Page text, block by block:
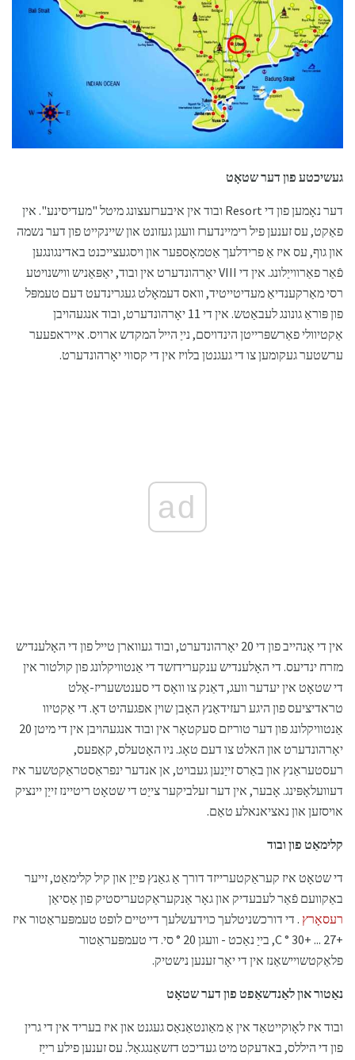
געשיכטע פון ​​דער שטאָט
דער נאָמען פון די Resort ובוד אין איבערזעצונג מיטל "מעדיסינע". אין
פאַקט, עס זענען פיל רימיינדערז וועגן געזונט און שיינקייט פון דער נשמה
און גוף, עס איז אַ פרידלעך אַטמאָספער און ויסגעצייכנט באדינגונגען
פֿאַר פאַרווייַלונג. אין די VIII יאָרהונדערט אין ובוד, יאַפּאַניש ווישנויטע
רסי מאַרקענדיאַ מעדיטייטיד, וואס דעמאָלט געגרינדעט דעם טעמפּל
פון פּוראַ גונונג לעבאַטש. אין די 11 יאָרהונדערט, ובוד אנגעהויבן
אַקטיוולי פאַרשפּרייטן הינדויסם, נייַ הייל המקדש ארויס. אייראפעער
ערשטער געקומען צו די געגנטן בלויז אין די קסווי יאָרהונדערט.
ad
אין די אָנהייב פון די 20 יאָרהונדערט, ובוד געווארן טייל פון די האָלענדיש
מזרח ינדיעס. די האָלענדיש ענקערידזשד די אַנטוויקלונג פון קולטור אין
די שטאָט אין יעדער וועג, דאַנק צו וואָס די סענטשעריז-אַלט
טראדיציעס פון היגע רעזידאַנץ האָבן שוין אפגעהיט דאָ. די אַקטיוו
אַנטוויקלונג פון דער טוריזם סעקטאָר אין ובוד אנגעהויבן אין די מיטן 20
יאָרהונדערט און האלט צו דעם טאָג. ניו האָטעלס, קאַפעס,
רעסטעראַנץ און באַרס זייַנען געבויט, אן אנדער ינפראַסטראַקטשער איז
דעוועלאָפּינג. אָבער, אין דער זעלביקער צייַט די שטאָט ריטיינז זייַן יינציק
אויסזען און נאציאנאלע טאַם.
קלימאַט פון ובוד
די שטאָט איז קעראַקטערייזד דורך אַ גאַנץ פייַן און קיל קלימאַט, זייער
באַקוועם פֿאַר לעבעדיק און גאָר אַנקעראַקטעריסטיק פון אַסיאַן
רעסאָרץ . די דורכשניטלעך כוידעשלעך דייטיים לופט טעמפּעראַטור איז
+27 ... +30 ° C, בייַ נאַכט - וועגן 20 ° סי. די טעמפּעראַטור
פלאַקטשויישאַנז אין די יאָר זענען נישטיק.
נאַטור און לאַנדשאַפט פון דער שטאָט
ובוד איז לאָוקייטאַד אין אַ מאַונטאַנאַס געגנט און איז בעריד אין די גרין
פון די היללס, באדעקט מיט געדיכט דזשאַנגגאַל. עס זענען פילע רייַז